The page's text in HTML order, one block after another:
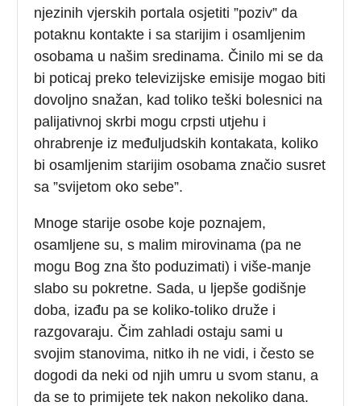
njezinih vjerskih portala osjetiti ”poziv” da
potaknu kontakte i sa starijim i osamljenim
osobama u našim sredinama. Činilo mi se da
bi poticaj preko televizijske emisije mogao biti
dovoljno snažan, kad toliko teški bolesnici na
palijativnoj skrbi mogu crpsti utjehu i
ohrabrenje iz međuljudskih kontakata, koliko
bi osamljenim starijim osobama značio susret
sa ”svijetom oko sebe”.
Mnoge starije osobe koje poznajem,
osamljene su, s malim mirovinama (pa ne
mogu Bog zna što poduzimati) i više-manje
slabo su pokretne. Sada, u ljepše godišnje
doba, izađu pa se koliko-toliko druže i
razgovaraju. Čim zahladi ostaju sami u
svojim stanovima, nitko ih ne vidi, i često se
dogodi da neki od njih umru u svom stanu, a
da se to primijete tek nakon nekoliko dana.